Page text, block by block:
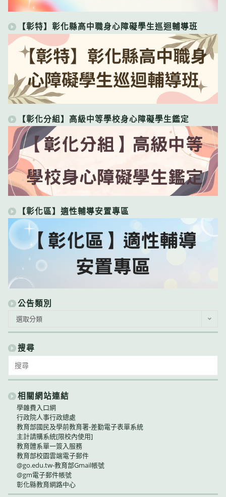
【彰特】彰化縣高中職身心障礙學生巡迴輔導班
【彰化分組】高級中等學校身心障礙學生鑑定
【彰化區】適性輔導安置專區
公告類別
類
別
選取分類
搜尋
for:
相關網站連結
學雜費入口網
行政院人事行政總處
教育部國民及學前教育署-差勤電子表單系統
主計請購系統[限校內使用]
教育體系單一簽入服務
教育部校園雲端電子郵件
@go.edu.tw-教育部Gmail帳號
@gm電子郵件帳號
彰化縣教育網路中心